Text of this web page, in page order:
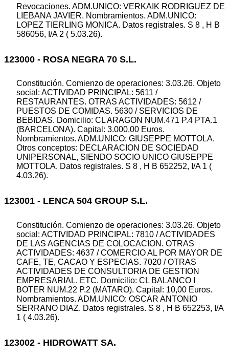
Revocaciones. ADM.UNICO: VERKAIK RODRIGUEZ DE
LIEBANA JAVIER. Nombramientos. ADM.UNICO:
LOPEZ TIERLING MONICA. Datos registrales. S 8 , H B
586056, I/A 2 ( 5.03.26).
123000 - ROSA NEGRA 70 S.L.
Constitución. Comienzo de operaciones: 3.03.26. Objeto
social: ACTIVIDAD PRINCIPAL: 5611 /
RESTAURANTES. OTRAS ACTIVIDADES: 5612 /
PUESTOS DE COMIDAS. 5630 / SERVICIOS DE
BEBIDAS. Domicilio: CL ARAGON NUM.471 P.4 PTA.1
(BARCELONA). Capital: 3.000,00 Euros.
Nombramientos. ADM.UNICO: GIUSEPPE MOTTOLA.
Otros conceptos: DECLARACION DE SOCIEDAD
UNIPERSONAL, SIENDO SOCIO UNICO GIUSEPPE
MOTTOLA. Datos registrales. S 8 , H B 652252, I/A 1 (
4.03.26).
123001 - LENCA 504 GROUP S.L.
Constitución. Comienzo de operaciones: 3.03.26. Objeto
social: ACTIVIDAD PRINCIPAL: 7810 / ACTIVIDADES
DE LAS AGENCIAS DE COLOCACION. OTRAS
ACTIVIDADES: 4637 / COMERCIO AL POR MAYOR DE
CAFE, TE, CACAO Y ESPECIAS. 7020 / OTRAS
ACTIVIDADES DE CONSULTORIA DE GESTION
EMPRESARIAL. ETC. Domicilio: CL BALANCO I
BOTER NUM.22 P.2 (MATARO). Capital: 10,00 Euros.
Nombramientos. ADM.UNICO: OSCAR ANTONIO
SERRANO DIAZ. Datos registrales. S 8 , H B 652253, I/A
1 ( 4.03.26).
123002 - HIDROWATT SA.